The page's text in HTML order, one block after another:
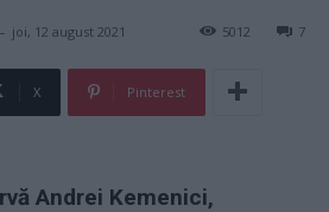
- joi, 12 august 2021 7
5012
X Pinterest
Andrei Kemenici,